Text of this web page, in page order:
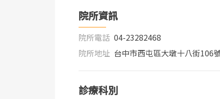
院所資訊
院所電話 04-23282468
院所地址 台中市西屯區大墩十八街106
診療科別